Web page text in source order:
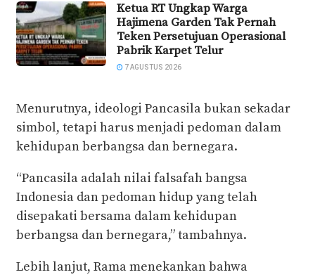
Ketua RT Ungkap Warga
Hajimena Garden Tak Pernah
Teken Persetujuan Operasional
Pabrik Karpet Telur
7 AGUSTUS 2026
Menurutnya, ideologi Pancasila bukan sekadar
simbol, tetapi harus menjadi pedoman dalam
kehidupan berbangsa dan bernegara.
“Pancasila adalah nilai falsafah bangsa
Indonesia dan pedoman hidup yang telah
disepakati bersama dalam kehidupan
berbangsa dan bernegara,” tambahnya.
Lebih lanjut, Rama menekankan bahwa